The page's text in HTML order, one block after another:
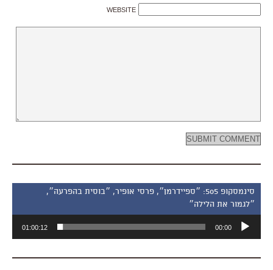
WEBSITE
סינמסקופ 505: ״ספיידרמן״, פרסי אופיר, ״בוסית בהפרעה״,
״לגמור את הלילה״
אודיו
00:00
01:00:12